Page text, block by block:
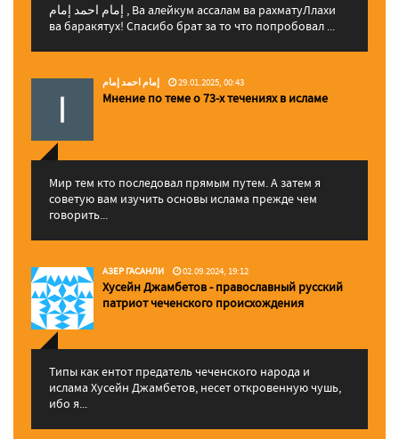
إمام احمد إمام , Ва алейкум ассалам ва рахматуЛлахи
ва баракятух! Спасибо брат за то что попробовал ...
إمام احمد إمام 29.01.2025, 00:43
Мнение по теме о 73-х течениях в исламе
Мир тем кто последовал прямым путем. А затем я
советую вам изучить основы ислама прежде чем
говорить...
АЗЕР ГАСАНЛИ 02.09.2024, 19:12
Хусейн Джамбетов - православный русский
патриот чеченского происхождения
Типы как ентот предатель чеченского народа и
ислама Хусейн Джамбетов, несет откровенную чушь,
ибо я...